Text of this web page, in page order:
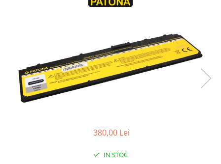
Componente NOI Laptop
Componente REFURBISHED Laptop
Hard Disk-uri Refurbished
Accesorii Laptop
Docking stations
Standuri și Coolere Laptop
380,00 Lei
IN STOC